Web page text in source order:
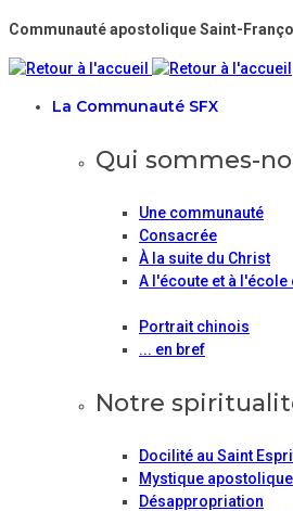
Communauté apostolique Saint-
La Communauté SFX
Qui sommes-
Une communauté
Consacrée
À la suite du Christ
A l'écoute et à l'école
Portrait chinois
... en bref
Notre
Docilité au Saint
Mystique apostolique
Désappropriation